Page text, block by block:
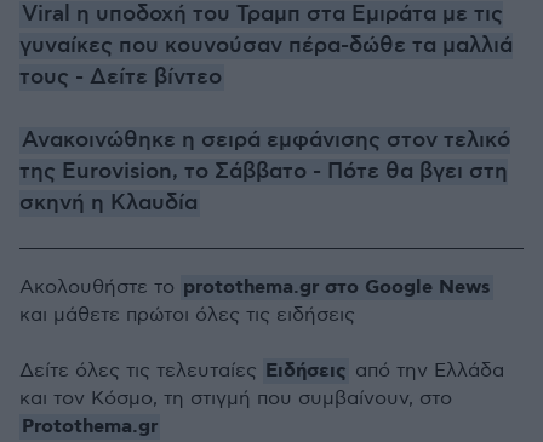
Viral η υποδοχή του Τραμπ στα Εμιράτα με τις
γυναίκες που κουνούσαν πέρα-δώθε τα μαλλιά
τους - Δείτε βίντεο
Ανακοινώθηκε η σειρά εμφάνισης στον τελικό
της Eurovision, το Σάββατο - Πότε θα βγει στη
σκηνή η Κλαυδία
Ακολουθήστε το protothema.gr στο Google News
και μάθετε πρώτοι όλες τις ειδήσεις
Δείτε όλες τις τελευταίες Ειδήσεις από την Ελλάδα
και τον Κόσμο, τη στιγμή που συμβαίνουν, στο
Protothema.gr